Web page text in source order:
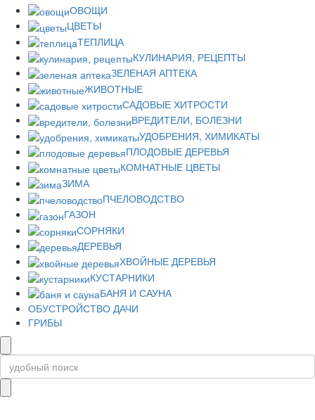
ОВОЩИ
ЦВЕТЫ
ТЕПЛИЦА
КУЛИНАРИЯ, РЕЦЕПТЫ
ЗЕЛЕНАЯ АПТЕКА
ЖИВОТНЫЕ
САДОВЫЕ ХИТРОСТИ
ВРЕДИТЕЛИ, БОЛЕЗНИ
УДОБРЕНИЯ, ХИМИКАТЫ
ПЛОДОВЫЕ ДЕРЕВЬЯ
КОМНАТНЫЕ ЦВЕТЫ
ЗИМА
ПЧЕЛОВОДСТВО
ГАЗОН
СОРНЯКИ
ДЕРЕВЬЯ
ХВОЙНЫЕ ДЕРЕВЬЯ
КУСТАРНИКИ
БАНЯ И САУНА
ОБУСТРОЙСТВО ДАЧИ
ГРИБЫ